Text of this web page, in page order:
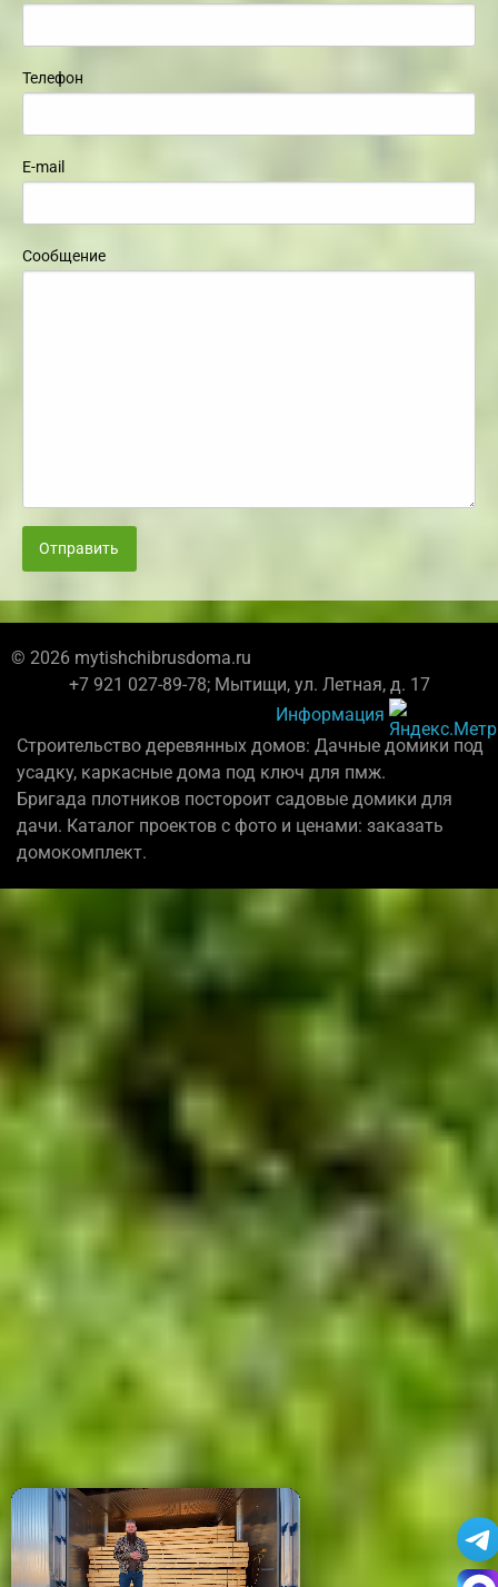
Телефон
E-mail
Сообщение
Отправить
© 2026 mytishchibrusdoma.ru
+7 921 027-89-78; Мытищи, ул. Летная, д. 17
Информация
Строительство деревянных домов: Дачные домики под
усадку, каркасные дома под ключ для пмж.
Бригада плотников постороит садовые домики для
дачи. Каталог проектов с фото и ценами: заказать
домокомплект.